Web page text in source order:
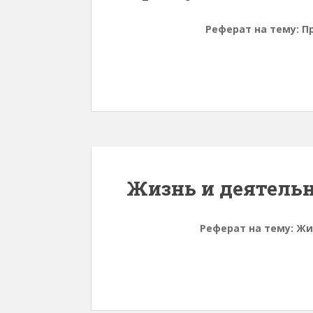
Реферат на тему:
Жизнь и
Реферат на тему: